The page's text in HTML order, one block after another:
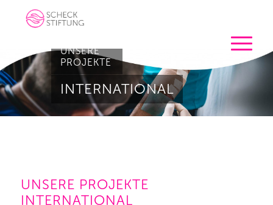
UNSERE
PROJEKTE
INTERNATIONAL
UNSERE PROJEKTE
INTERNATIONAL